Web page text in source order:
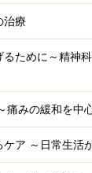
治療
るために～精神
痛みの緩和を中
ア ～日常生活